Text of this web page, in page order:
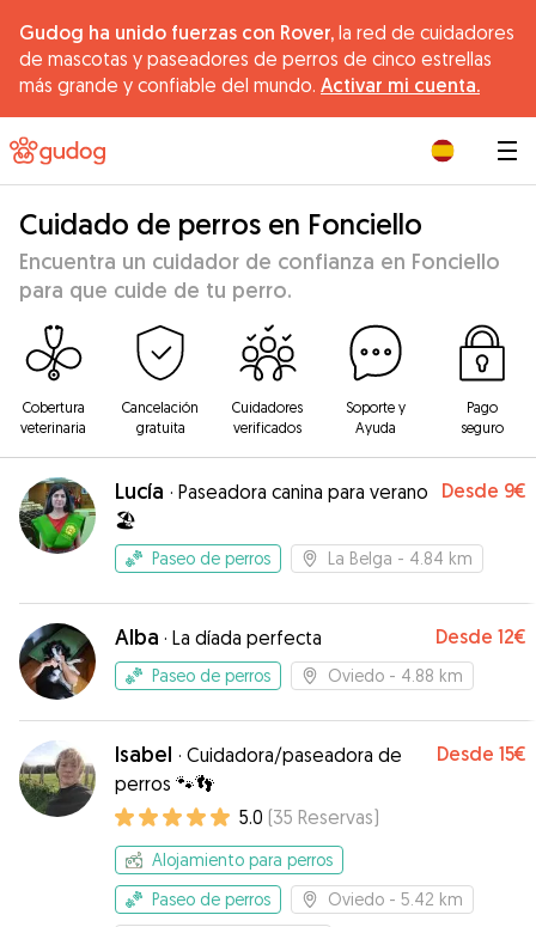
Gudog ha unido fuerzas con Rover, la red de cuidadores
de mascotas y paseadores de perros de cinco estrellas
más grande y confiable del mundo. Activar mi cuenta.
Cuidado de perros en Fonciello
Encuentra un cuidador de confianza en Fonciello
para que cuide de tu perro.
Cobertura
veterinaria
Cancelación
gratuita
Cuidadores
verificados
Soporte y
Ayuda
Pago
seguro
Lucía · Paseadora canina para verano
🏖️
Desde 9€
Paseo de perros La Belga - 4.84 km
Alba · La díada perfecta Desde 12€
Paseo de perros Oviedo - 4.88 km
Isabel · Cuidadora/paseadora de
perros 🐾👣
Desde 15€
5.0 (35 Reservas)
Alojamiento para perros
Paseo de perros
Oviedo - 5.42 km